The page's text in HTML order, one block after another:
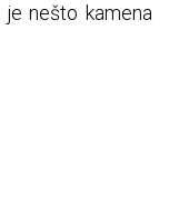
nešto kamena